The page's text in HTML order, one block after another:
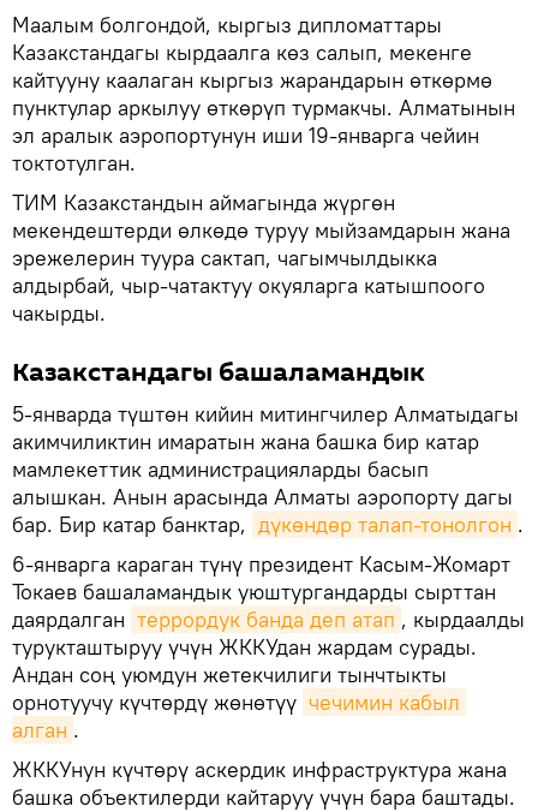
Маалым болгондой, кыргыз дипломаттары
Казакстандагы кырдаалга көз салып, мекенге
кайтууну каалаган кыргыз жарандарын өткөрмө
пунктулар аркылуу өткөрүп турмакчы. Алматынын
эл аралык аэропортунун иши 19-январга чейин
токтотулган.
ТИМ Казакстандын аймагында жүргөн
мекендештерди өлкөдө туруу мыйзамдарын жана
эрежелерин туура сактап, чагымчылдыкка
алдырбай, чыр-чатактуу окуяларга катышпоого
чакырды.
Казакстандагы башаламандык
5-январда түштөн кийин митингчилер Алматыдагы
акимчиликтин имаратын жана башка бир катар
мамлекеттик администрацияларды басып
алышкан. Анын арасында Алматы аэропорту дагы
бар. Бир катар банктар, дүкөндөр талап-тонолгон .
6-январга караган түнү президент Касым-Жомарт
Токаев башаламандык уюштургандарды сырттан
даярдалган террордук банда деп атап , кырдаалды
турукташтыруу үчүн ЖККУдан жардам сурады.
Андан соң уюмдун жетекчилиги тынчтыкты
орнотуучу күчтөрдү жөнөтүү чечимин кабыл
алган .
ЖККУнун күчтөрү аскердик инфраструктура жана
башка объектилерди кайтаруу үчүн бара баштады.